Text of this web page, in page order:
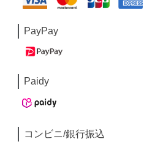
PayPay
Paidy
コンビニ/銀行振込